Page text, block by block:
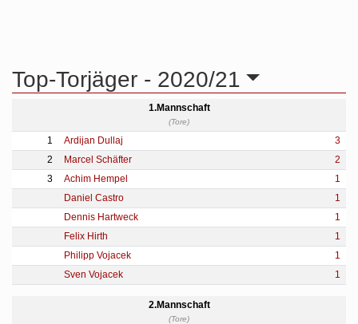
Top-Torjäger - 2020/21
1.Mannschaft
(Tore)
1 Ardijan Dullaj
3
2
Marcel Schäfter
2
3
Achim Hempel
1
Daniel Castro
1
Dennis Hartweck
1
Felix Hirth
1
Philipp Vojacek
1
Sven Vojacek
1
2.Mannschaft
(Tore)